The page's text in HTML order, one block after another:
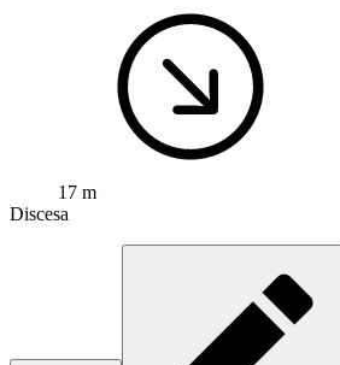
17 m
Discesa